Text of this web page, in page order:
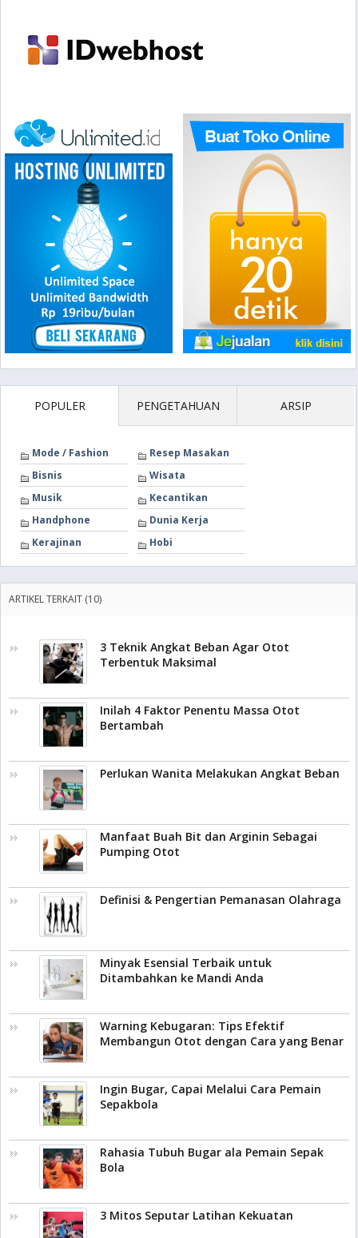
POPULER PENGETAHUAN ARSIP
Mode / Fashion
Resep Masakan
Bisnis
Wisata
Musik
Kecantikan
Handphone
Dunia Kerja
Kerajinan
Hobi
ARTIKEL TERKAIT (10)
3 Teknik Angkat Beban Agar Otot
Terbentuk Maksimal
Inilah 4 Faktor Penentu Massa Otot
Bertambah
Perlukan Wanita Melakukan Angkat Beban
Manfaat Buah Bit dan Arginin Sebagai
Pumping Otot
Definisi & Pengertian Pemanasan Olahraga
Minyak Esensial Terbaik untuk
Ditambahkan ke Mandi Anda
Warning Kebugaran: Tips Efektif
Membangun Otot dengan Cara yang Benar
Ingin Bugar, Capai Melalui Cara Pemain
Sepakbola
Rahasia Tubuh Bugar ala Pemain Sepak
Bola
3 Mitos Seputar Latihan Kekuatan